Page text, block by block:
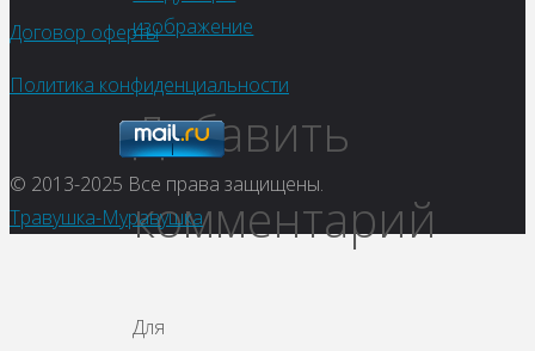
изображение
Добавить
комментарий
Для
Договор оферты
Политика конфиденциальности
© 2013-2025 Все права защищены.
Травушка-Муравушка